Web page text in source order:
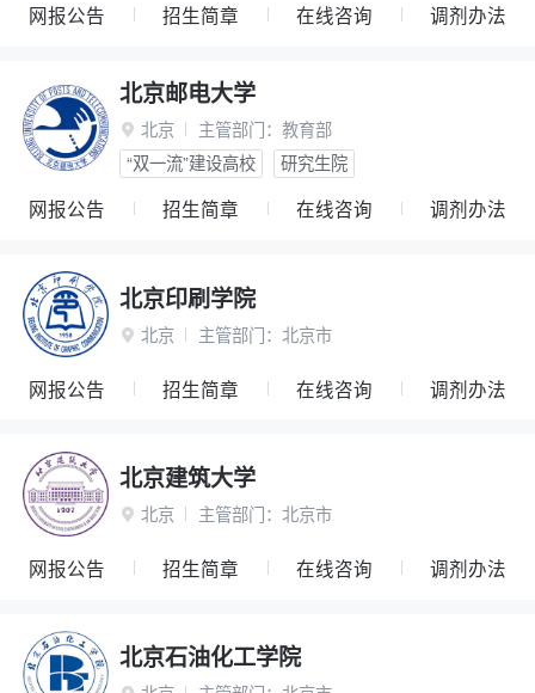
网报公告 招生简章 在线咨询 调剂办法
北京邮电大学
 北京 主管部门： 教育部
“双一流”建设高校
研究生院
网报公告 招生简章 在线咨询 调剂办法
北京印刷学院
 北京 主管部门： 北京市
网报公告 招生简章 在线咨询 调剂办法
北京建筑大学
 北京 主管部门： 北京市
网报公告 招生简章 在线咨询 调剂办法
北京石油化工学院